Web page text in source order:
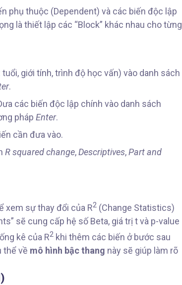
phụ thuộc (Dependent) và các biến độc lập
là thiết lập các “Block” khác nhau cho từng
giới tính, trình độ học vấn) vào danh sách
.
các biến độc lập chính vào danh sách
pháp Enter.
cần đưa vào.
R squared change,Descriptives,Part and
xem sự thay đổi của R2 (Change Statistics)
sẽ cung cấp hệ số Beta, giá trị t và p-value
kê của R2 khi thêm các biến ở bước sau
thể về mô hình bậc thang này sẽ giúp làm rõ